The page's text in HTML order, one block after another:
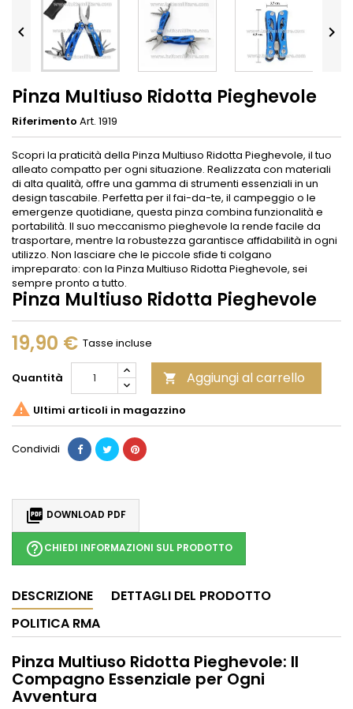
 
Pinza Multiuso Ridotta Pieghevole
Riferimento Art. 1919
Scopri la praticità della Pinza Multiuso Ridotta Pieghevole, il tuo
alleato compatto per ogni situazione. Realizzata con materiali
di alta qualità, offre una gamma di strumenti essenziali in un
design tascabile. Perfetta per il fai-da-te, il campeggio o le
emergenze quotidiane, questa pinza combina funzionalità e
portabilità. Il suo meccanismo pieghevole la rende facile da
trasportare, mentre la robustezza garantisce affidabilità in ogni
utilizzo. Non lasciare che le piccole sfide ti colgano
impreparato: con la Pinza Multiuso Ridotta Pieghevole, sei
sempre pronto a tutto.
Pinza Multiuso Ridotta Pieghevole
19,90 € Tasse incluse
Quantità  Aggiungi al carrello
 Ultimi articoli in magazzino
Condividi
 DOWNLOAD PDF
help_outlineCHIEDI INFORMAZIONI SUL PRODOTTO
DESCRIZIONE
DETTAGLI DEL PRODOTTO
POLITICA RMA
Pinza Multiuso Ridotta Pieghevole: Il
Compagno Essenziale per Ogni
Avventura